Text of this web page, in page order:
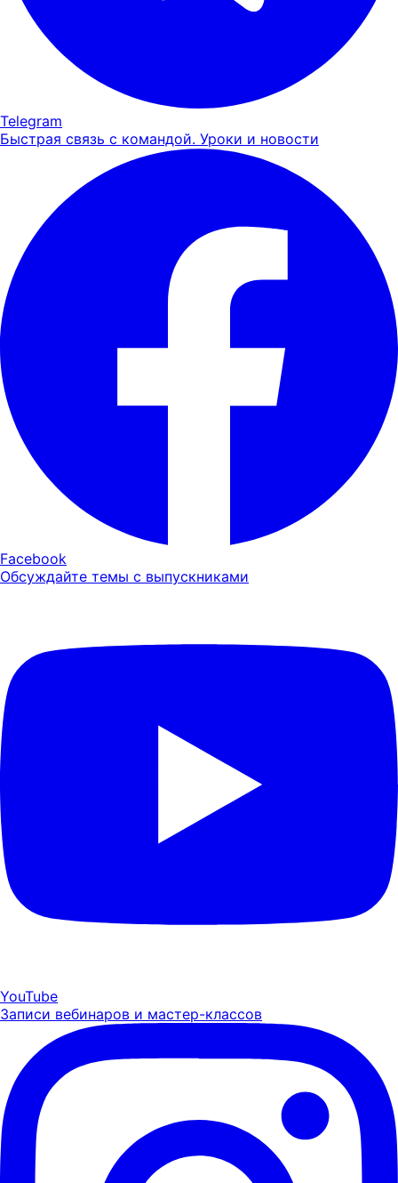
Telegram
Быстрая связь с командой. Уроки и новости
Facebook
Обсуждайте темы с выпускниками
YouTube
Записи вебинаров и мастер-классов